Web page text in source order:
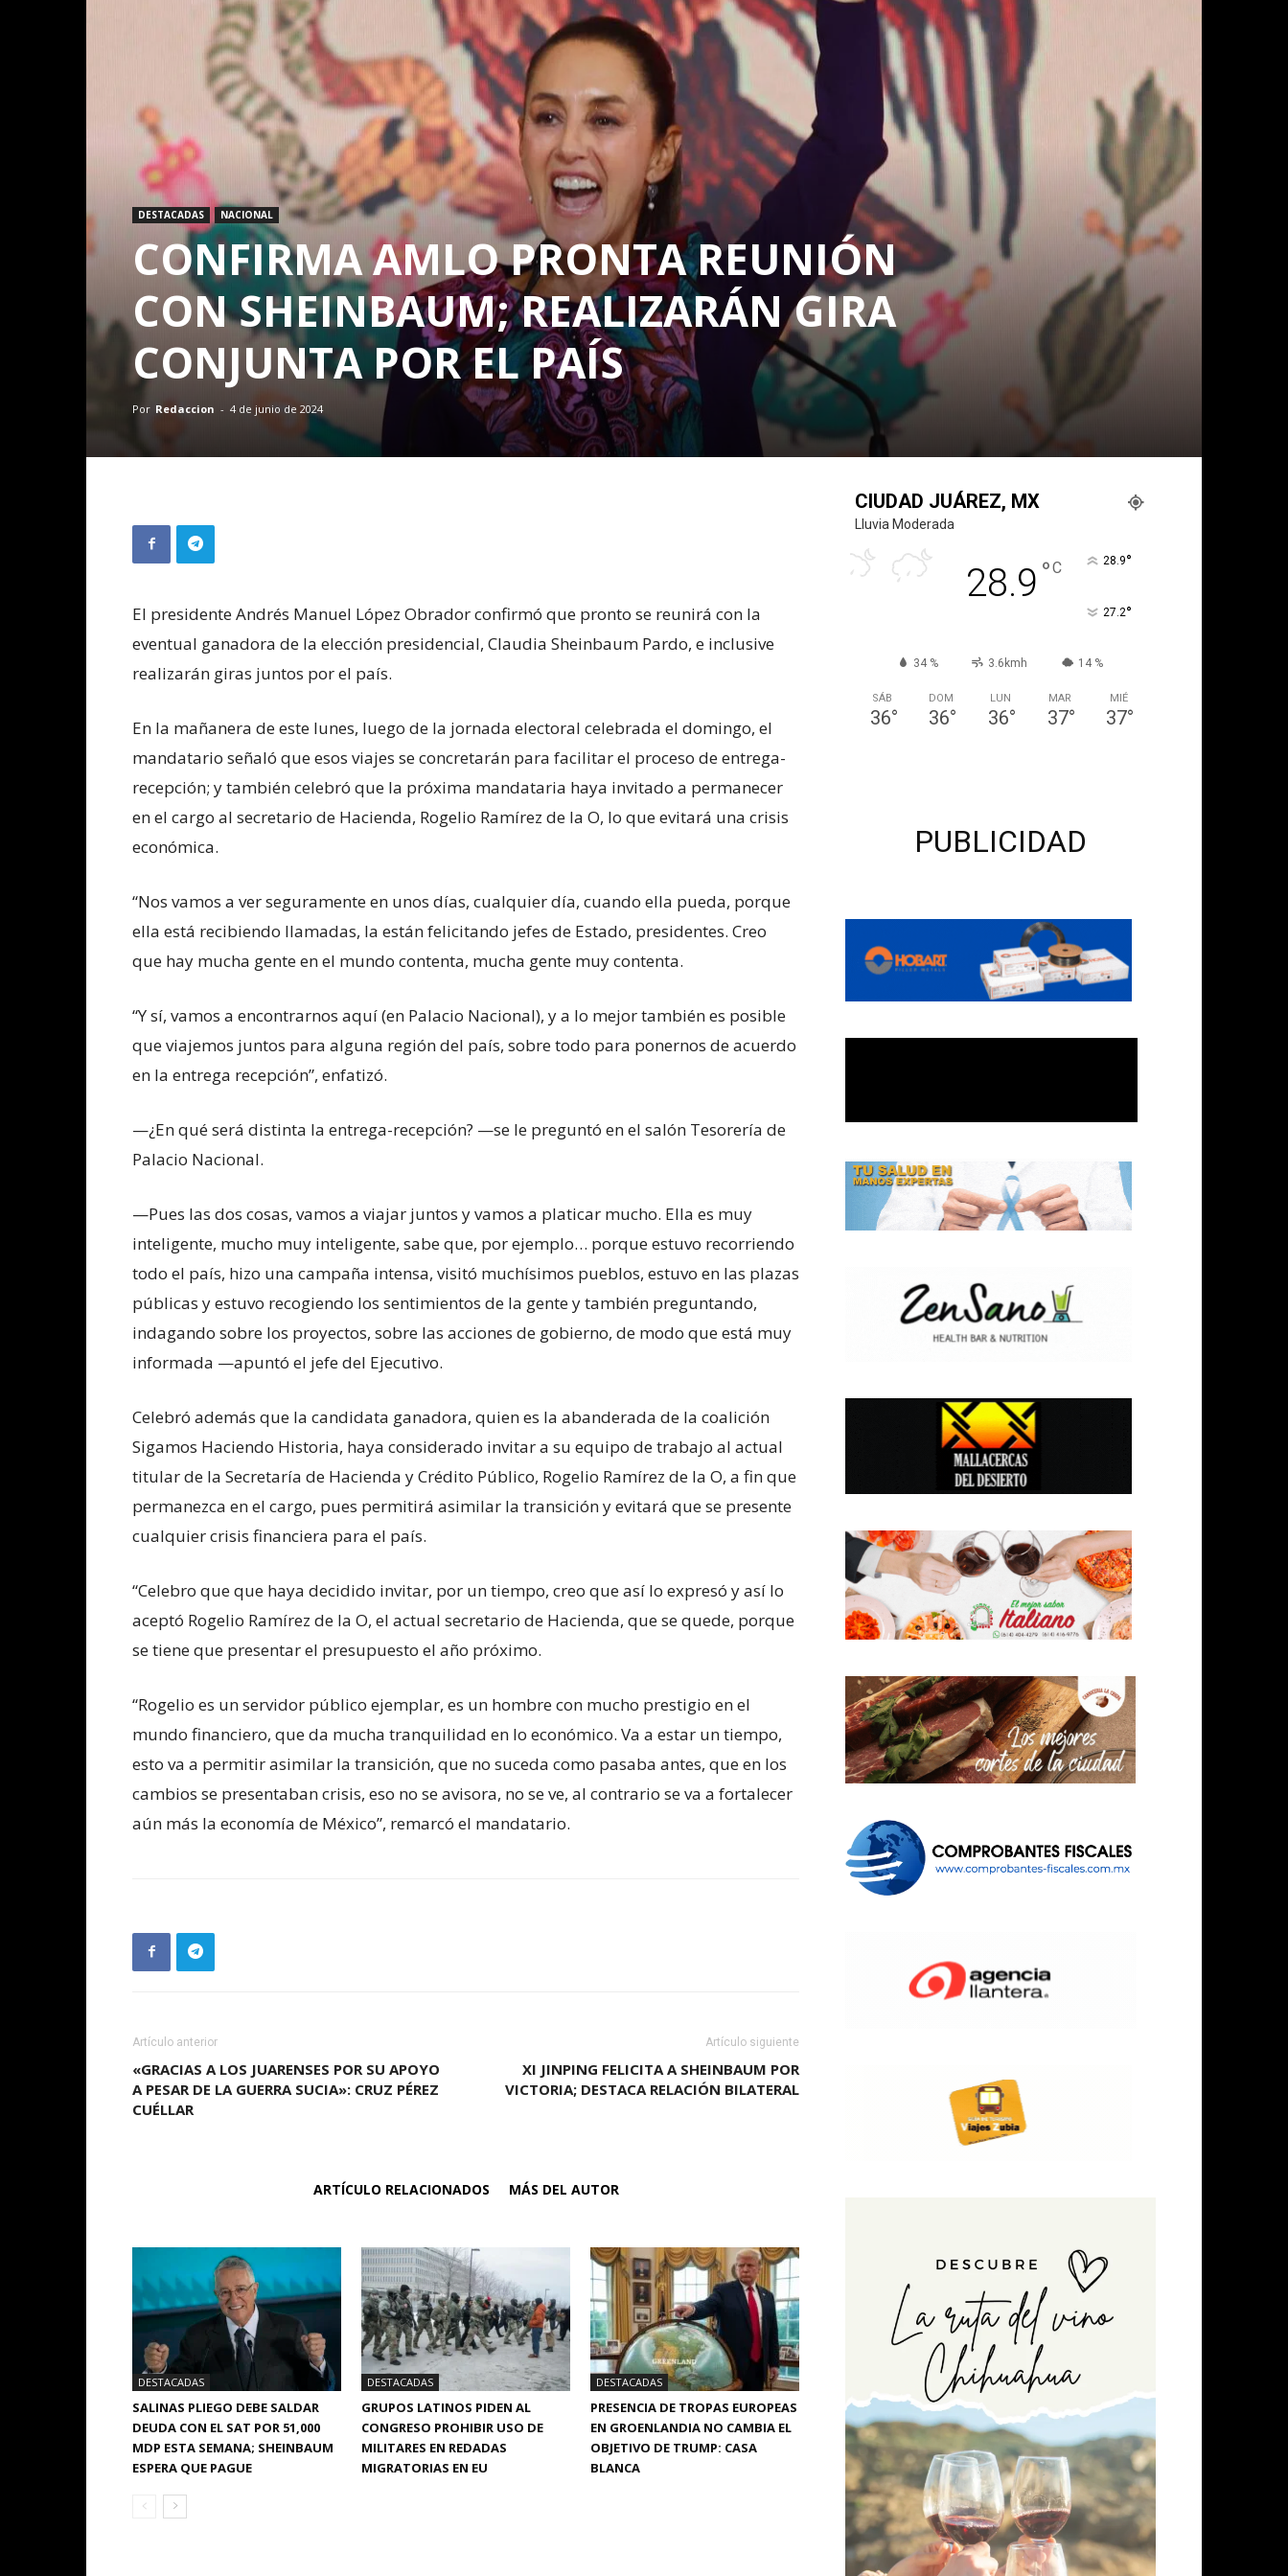
DESTACADAS NACIONAL
CONFIRMA AMLO PRONTA REUNIÓN
CON SHEINBAUM; REALIZARÁN GIRA
CONJUNTA POR EL PAÍS
Por Redaccion - 4 de junio de 2024
El presidente Andrés Manuel López Obrador confirmó que pronto se reunirá con la
eventual ganadora de la elección presidencial, Claudia Sheinbaum Pardo, e inclusive
realizarán giras juntos por el país.
En la mañanera de este lunes, luego de la jornada electoral celebrada el domingo, el
mandatario señaló que esos viajes se concretarán para facilitar el proceso de entrega-
recepción; y también celebró que la próxima mandataria haya invitado a permanecer
en el cargo al secretario de Hacienda, Rogelio Ramírez de la O, lo que evitará una crisis
económica.
“Nos vamos a ver seguramente en unos días, cualquier día, cuando ella pueda, porque
ella está recibiendo llamadas, la están felicitando jefes de Estado, presidentes. Creo
que hay mucha gente en el mundo contenta, mucha gente muy contenta.
“Y sí, vamos a encontrarnos aquí (en Palacio Nacional), y a lo mejor también es posible
que viajemos juntos para alguna región del país, sobre todo para ponernos de acuerdo
en la entrega recepción”, enfatizó.
—¿En qué será distinta la entrega-recepción? —se le preguntó en el salón Tesorería de
Palacio Nacional.
—Pues las dos cosas, vamos a viajar juntos y vamos a platicar mucho. Ella es muy
inteligente, mucho muy inteligente, sabe que, por ejemplo… porque estuvo recorriendo
todo el país, hizo una campaña intensa, visitó muchísimos pueblos, estuvo en las plazas
públicas y estuvo recogiendo los sentimientos de la gente y también preguntando,
indagando sobre los proyectos, sobre las acciones de gobierno, de modo que está muy
informada —apuntó el jefe del Ejecutivo.
Celebró además que la candidata ganadora, quien es la abanderada de la coalición
Sigamos Haciendo Historia, haya considerado invitar a su equipo de trabajo al actual
titular de la Secretaría de Hacienda y Crédito Público, Rogelio Ramírez de la O, a fin que
permanezca en el cargo, pues permitirá asimilar la transición y evitará que se presente
cualquier crisis financiera para el país.
“Celebro que que haya decidido invitar, por un tiempo, creo que así lo expresó y así lo
aceptó Rogelio Ramírez de la O, el actual secretario de Hacienda, que se quede, porque
se tiene que presentar el presupuesto el año próximo.
“Rogelio es un servidor público ejemplar, es un hombre con mucho prestigio en el
mundo financiero, que da mucha tranquilidad en lo económico. Va a estar un tiempo,
esto va a permitir asimilar la transición, que no suceda como pasaba antes, que en los
cambios se presentaban crisis, eso no se avisora, no se ve, al contrario se va a fortalecer
aún más la economía de México”, remarcó el mandatario.
Artículo anterior
«GRACIAS A LOS JUARENSES POR SU APOYO
A PESAR DE LA GUERRA SUCIA»: CRUZ PÉREZ
CUÉLLAR
Artículo siguiente
XI JINPING FELICITA A SHEINBAUM POR
VICTORIA; DESTACA RELACIÓN BILATERAL
ARTÍCULO RELACIONADOS MÁS DEL AUTOR
DESTACADAS
SALINAS PLIEGO DEBE SALDAR
DEUDA CON EL SAT POR 51,000
MDP ESTA SEMANA; SHEINBAUM
ESPERA QUE PAGUE
DESTACADAS
GRUPOS LATINOS PIDEN AL
CONGRESO PROHIBIR USO DE
MILITARES EN REDADAS
MIGRATORIAS EN EU
DESTACADAS
PRESENCIA DE TROPAS EUROPEAS
EN GROENLANDIA NO CAMBIA EL
OBJETIVO DE TRUMP: CASA
BLANCA
CIUDAD JUÁREZ, MX
Lluvia Moderada
28.9 °C 28.9°
27.2°
34 % 3.6kmh 14 %
SÁB
36°
DOM
36°
LUN
36°
MAR
37°
MIÉ
37°
PUBLICIDAD